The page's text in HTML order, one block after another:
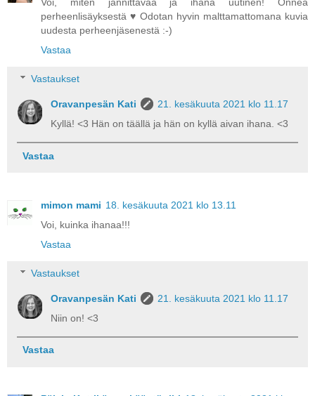
perheenlisäyksestä ♥ Odotan hyvin malttamattomana kuvia
uudesta perheenjäsenestä :-)
Vastaa
Vastaukset
Oravanpesän Kati
21. kesäkuuta 2021 klo 11.17
Kyllä! <3 Hän on täällä ja hän on kyllä aivan ihana. <3
Vastaa
mimon mami 18. kesäkuuta 2021 klo 13.11
Voi, kuinka ihanaa!!!
Vastaa
Vastaukset
Oravanpesän Kati
21. kesäkuuta 2021 klo 11.17
Niin on! <3
Vastaa